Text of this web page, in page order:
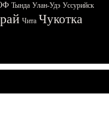
Тында Улан-Удэ Уссурийск
Чита Чукотка